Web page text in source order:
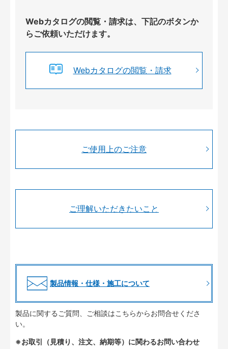
Webカタログの閲覧・請求は、下記のボタンか
らご依頼いただけます。
Webカタログの閲覧・請求
ご使用上のご注意
ご理解いただきたいこと
製品情報・仕様・施工について
製品に関するご質問、ご相談はこちらからお問合せくださ
い。
※お取引（見積り、注文、納期等）に関わるお問い合わせ